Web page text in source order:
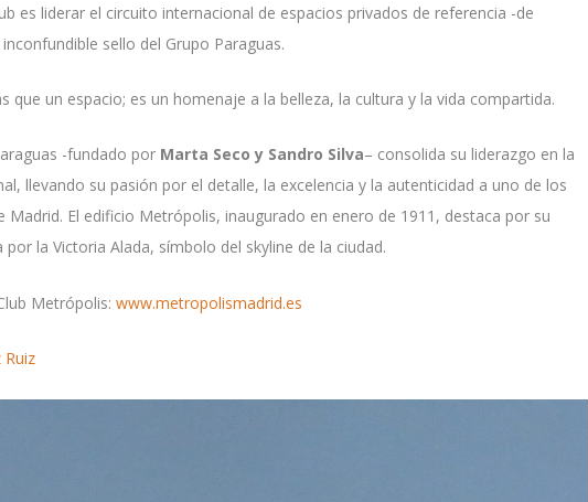
es liderar el circuito internacional de espacios privados de referencia -de
sello del Grupo Paraguas.
que un espacio; es un homenaje a la belleza, la cultura y la vida compartida.
-fundado por Marta Seco y Sandro Silva– consolida su liderazgo en la
llevando su pasión por el detalle, la excelencia y la autenticidad a uno de los
El edificio Metrópolis, inaugurado en enero de 1911, destaca por su
la Victoria Alada, símbolo del skyline de la ciudad.
Metrópolis:www.metropolismadrid.es
Ruiz